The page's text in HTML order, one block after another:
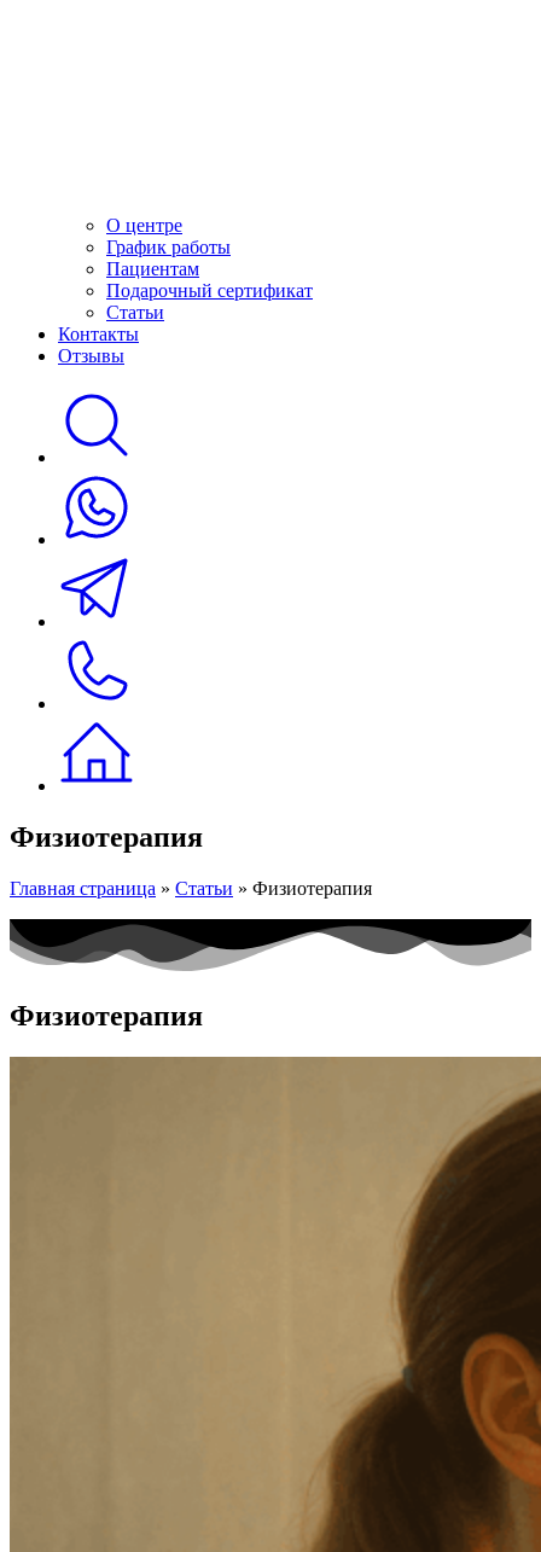
О центре
График работы
Пациентам
Подарочный сертификат
Статьи
Контакты
Отзывы
Физиотерапия
Главная страница » Статьи » Физиотерапия
Физиотерапия